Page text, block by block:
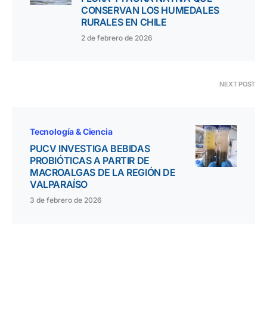
CONSERVAN LOS HUMEDALES
RURALES EN CHILE
2 de febrero de 2026
NEXT POST
Tecnología & Ciencia
PUCV INVESTIGA BEBIDAS
PROBIÓTICAS A PARTIR DE
MACROALGAS DE LA REGIÓN DE
VALPARAÍSO
3 de febrero de 2026